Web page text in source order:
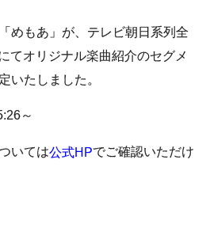
めもあ」が、テレビ朝日系列全
てオリジナル楽曲紹介のセグメ
いたしました。
～
いては公式HPでご確認いただけ